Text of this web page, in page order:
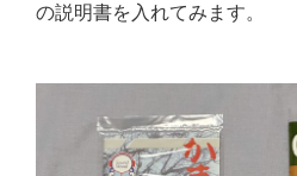
の説明書を入れてみます。